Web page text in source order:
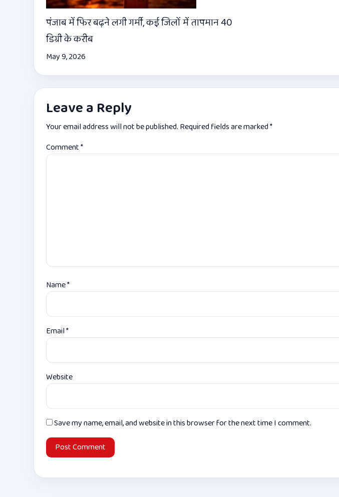
पंजाब में फिर बढ़ने लगी गर्मी, कई जिलों में तापमान 40
डिग्री के करीब
May 9, 2026
Leave a Reply
Your email address will not be published. Required fields are marked*
Comment*
Name*
Email*
Website
Save my name, email, and website in this browser for the next time I comment.